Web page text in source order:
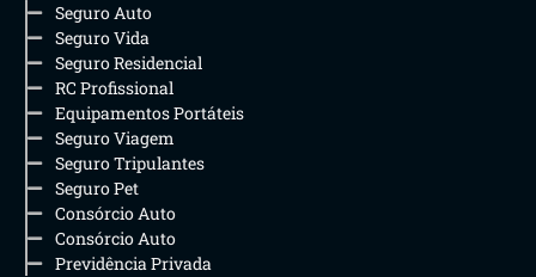
Seguro Auto
Seguro Vida
Seguro Residencial
RC Profissional
Equipamentos Portáteis
Seguro Viagem
Seguro Tripulantes
Seguro Pet
Consórcio Auto
Consórcio Auto
Previdência Privada